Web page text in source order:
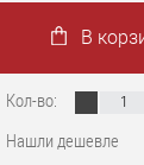
В
Кол-во:
Нашли дешевле